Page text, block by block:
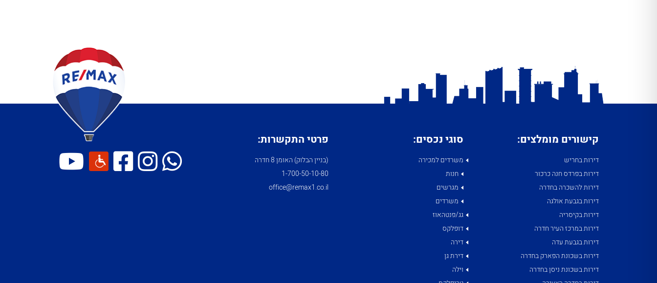
קישורים מומלצים:
דירות בחריש
דירות בפרדס חנה כרכור
דירות להשכרה בחדרה
דירות בגבעת אולגה
דירות בקיסריה
דירות במרכז העיר חדרה
דירות בגבעת עדה
דירות בשכונת הפארק בחדרה
דירות בשכונת ניסן בחדרה
סוגי נכסים:
משרדים למכירה
חנות
מגרשים
משרדים
גג/פנטהאוז
דופלקס
דירה
דירת גן
וילה
פרטי התקשרות:
(בניין הבלוק) האומן 8 חדרה
1­-700­-50-­10-­80
office@remax1.co.il